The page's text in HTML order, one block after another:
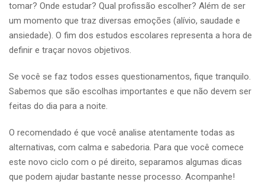
tomar? Onde estudar? Qual profissão escolher? Além de ser
um momento que traz diversas emoções (alívio, saudade e
ansiedade). O fim dos estudos escolares representa a hora de
definir e traçar novos objetivos.
Se você se faz todos esses questionamentos, fique tranquilo.
Sabemos que são escolhas importantes e que não devem ser
feitas do dia para a noite.
O recomendado é que você analise atentamente todas as
alternativas, com calma e sabedoria. Para que você comece
este novo ciclo com o pé direito, separamos algumas dicas
que podem ajudar bastante nesse processo. Acompanhe!